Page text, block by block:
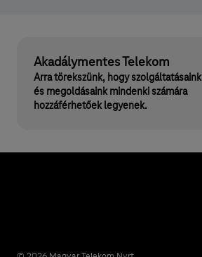
Akadálymentes Telekom
Arra törekszünk, hogy szolgáltatásaink
és megoldásaink mindenki számára
hozzáférhetőek legyenek.